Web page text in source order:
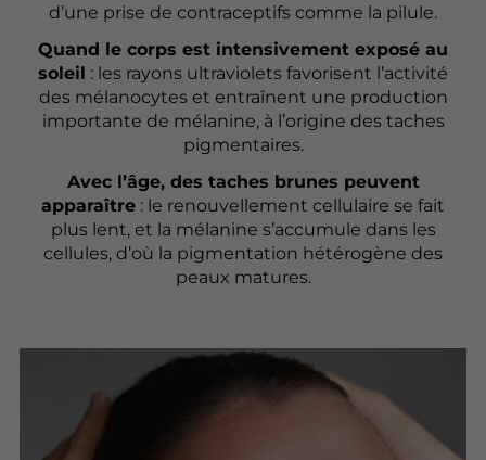
d’une prise de contraceptifs comme la pilule.
Quand le corps est intensivement exposé au
soleil : les rayons ultraviolets favorisent l’activité
des mélanocytes et entraînent une production
importante de mélanine, à l’origine des taches
pigmentaires.
Avec l’âge, des taches brunes peuvent
apparaître : le renouvellement cellulaire se fait
plus lent, et la mélanine s’accumule dans les
cellules, d’où la pigmentation hétérogène des
peaux matures.